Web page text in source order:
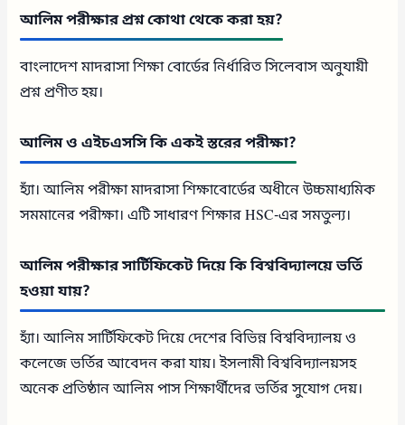
আলিম পরীক্ষার প্রশ্ন কোথা থেকে করা হয়?
বাংলাদেশ মাদরাসা শিক্ষা বোর্ডের নির্ধারিত সিলেবাস অনুযায়ী
প্রশ্ন প্রণীত হয়।
আলিম ও এইচএসসি কি একই স্তরের পরীক্ষা?
হ্যাঁ। আলিম পরীক্ষা মাদরাসা শিক্ষাবোর্ডের অধীনে উচ্চমাধ্যমিক
সমমানের পরীক্ষা। এটি সাধারণ শিক্ষার HSC-এর সমতুল্য।
আলিম পরীক্ষার সার্টিফিকেট দিয়ে কি বিশ্ববিদ্যালয়ে ভর্তি
হওয়া যায়?
হ্যাঁ। আলিম সার্টিফিকেট দিয়ে দেশের বিভিন্ন বিশ্ববিদ্যালয় ও
কলেজে ভর্তির আবেদন করা যায়। ইসলামী বিশ্ববিদ্যালয়সহ
অনেক প্রতিষ্ঠান আলিম পাস শিক্ষার্থীদের ভর্তির সুযোগ দেয়।